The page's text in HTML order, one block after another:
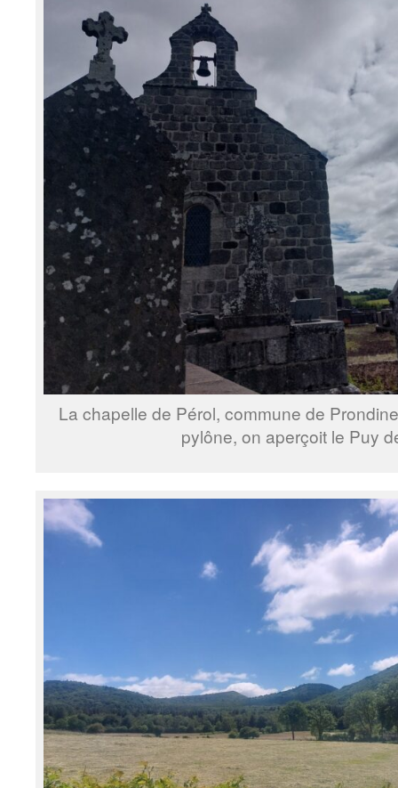
La chapelle de Pérol, commune de
pylône, on aperçoit le Puy